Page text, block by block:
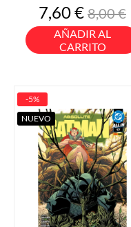
Precio
7,60 €Precio
base
8,00 €
AÑADIR AL
CARRITO
-5%
NUEVO